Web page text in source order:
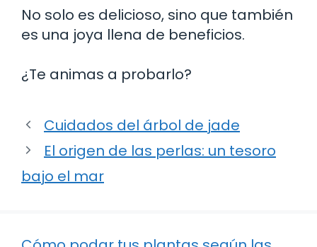
No solo es delicioso, sino que también
es una joya llena de beneficios.
¿Te animas a probarlo?
Cuidados del árbol de jade
El origen de las perlas: un tesoro
bajo el mar